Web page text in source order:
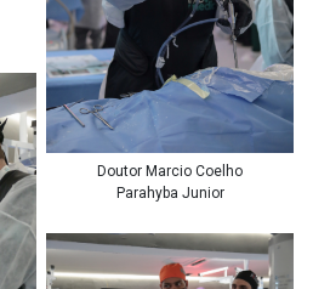
Doutor Marcio Coelho
Parahyba Junior